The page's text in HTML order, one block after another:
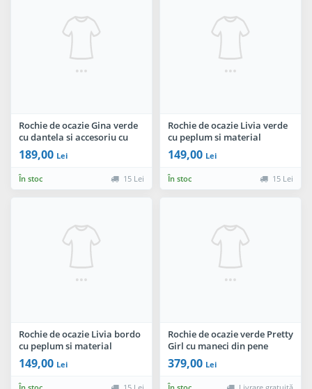
Rochie de ocazie Gina verde
cu dantela si accesoriu cu
fulgi by InPuff
189,00 Lei
În stoc 15 Lei
Rochie de ocazie Livia verde
cu peplum si material
perforat By InPuff
149,00 Lei
În stoc 15 Lei
Rochie de ocazie Livia bordo
cu peplum si material
perforat By InPuff
149,00 Lei
Rochie de ocazie verde Pretty
Girl cu maneci din pene
379,00 Lei